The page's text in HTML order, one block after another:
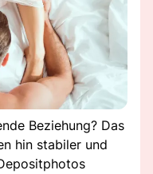
Beziehung? Das
hin stabiler und